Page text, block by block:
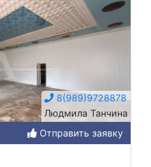
8(989)9728878
Людмила Танчина
Отправить заявку